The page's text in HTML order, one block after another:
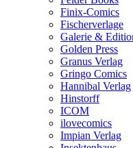
Finix-Comics
Fischerverlage
Galerie &
Golden Press
Granus Verlag
Gringo Comics
Hannibal Verlag
Hinstorff
ICOM
ilovecomics
Impian Verlag